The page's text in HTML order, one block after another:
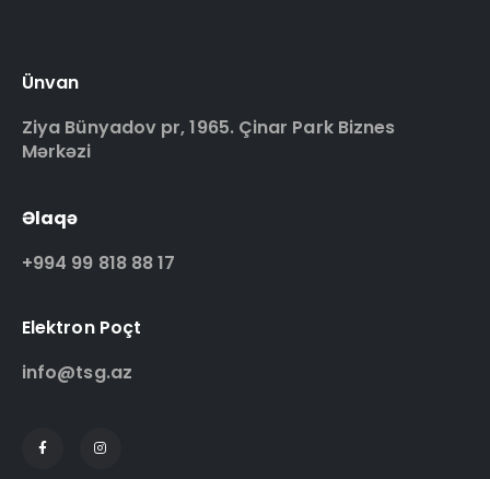
Ünvan
Ziya Bünyadov pr, 1965. Çinar Park Biznes
Mərkəzi
Əlaqə
+994 99 818 88 17
Elektron Poçt
info@tsg.az